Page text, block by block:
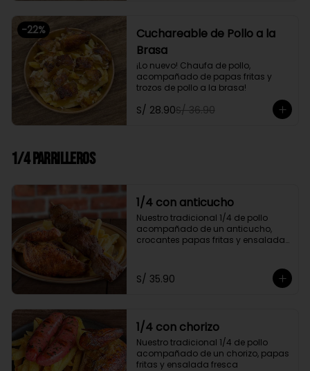
-22%
Cuchareable de Pollo a la
Brasa
¡Lo nuevo! Chaufa de pollo,
acompañado de papas fritas y
trozos de pollo a la brasa!
S/ 28.90S/ 36.90
1/4 Parrilleros
1/4 con anticucho
Nuestro tradicional 1/4 de pollo
acompañado de un anticucho,
crocantes papas fritas y ensalada
S/ 35.90
1/4 con chorizo
Nuestro tradicional 1/4 de pollo
acompañado de un chorizo, papas
fritas y ensalada fresca